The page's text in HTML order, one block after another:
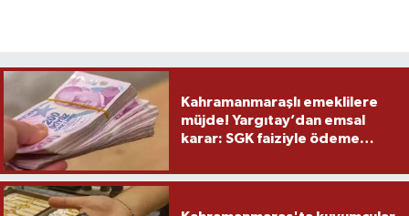
Kahramanmaraşlı emeklilere
müjde! Yargıtay’dan emsal
karar: SGK faiziyle ödeme